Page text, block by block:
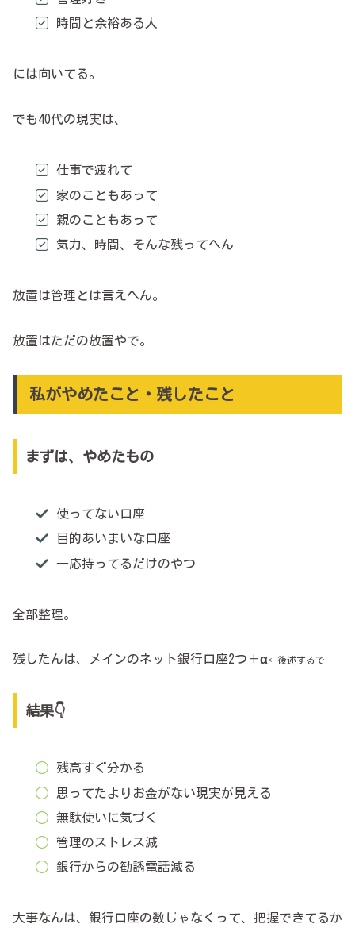
時間と余裕ある人
には向いてる。
でも40代の現実は、
仕事で疲れて
家のこともあって
親のこともあって
気力、時間、そんな残ってへん
放置は管理とは言えへん。
放置はただの放置やで。
私がやめたこと・残したこと
まずは、やめたもの
使ってない口座
目的あいまいな口座
一応持ってるだけのやつ
全部整理。
残したんは、メインのネット銀行口座2つ＋α←後述するで
結果👇
残高すぐ分かる
思ってたよりお金がない現実が見える
無駄使いに気づく
管理のストレス減
銀行からの勧誘電話減る
大事なんは、銀行口座の数じゃなくって、把握できてるか